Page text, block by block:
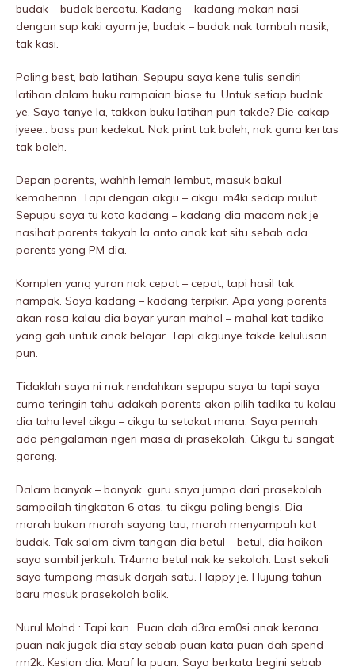
budak – budak bercatu. Kadang – kadang makan nasi
dengan sup kaki ayam je, budak – budak nak tambah nasik,
tak kasi.
Paling best, bab latihan. Sepupu saya kene tulis sendiri
latihan dalam buku rampaian biase tu. Untuk setiap budak
ye. Saya tanye la, takkan buku latihan pun takde? Die cakap
iyeee.. boss pun kedekut. Nak print tak boleh, nak guna kertas
tak boleh.
Depan parents, wahhh lemah lembut, masuk bakul
kemahennn. Tapi dengan cikgu – cikgu, m4ki sedap mulut.
Sepupu saya tu kata kadang – kadang dia macam nak je
nasihat parents takyah la anto anak kat situ sebab ada
parents yang PM dia.
Komplen yang yuran nak cepat – cepat, tapi hasil tak
nampak. Saya kadang – kadang terpikir. Apa yang parents
akan rasa kalau dia bayar yuran mahal – mahal kat tadika
yang gah untuk anak belajar. Tapi cikgunye takde kelulusan
pun.
Tidaklah saya ni nak rendahkan sepupu saya tu tapi saya
cuma teringin tahu adakah parents akan pilih tadika tu kalau
dia tahu level cikgu – cikgu tu setakat mana. Saya pernah
ada pengalaman ngeri masa di prasekolah. Cikgu tu sangat
garang.
Dalam banyak – banyak, guru saya jumpa dari prasekolah
sampailah tingkatan 6 atas, tu cikgu paling bengis. Dia
marah bukan marah sayang tau, marah menyampah kat
budak. Tak salam civm tangan dia betul – betul, dia hoikan
saya sambil jerkah. Tr4uma betul nak ke sekolah. Last sekali
saya tumpang masuk darjah satu. Happy je. Hujung tahun
baru masuk prasekolah balik.
Nurul Mohd : Tapi kan.. Puan dah d3ra em0si anak kerana
puan nak jugak dia stay sebab puan kata puan dah spend
rm2k. Kesian dia. Maaf la puan. Saya berkata begini sebab